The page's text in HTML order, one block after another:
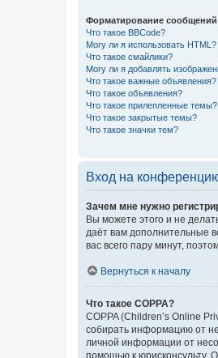
Форматирование
Что такое BBCode?
Могу ли я использовать HTML?
Что такое смайлики?
Могу ли я добавлять
Что такое важные объявления?
Что такое объявления?
Что такое прилепленные темы?
Что такое закрытые темы?
Что такое значки тем?
Вход на
Зачем мне нужно
Вы можете этого и не
даёт вам дополнительные
вас всего пару минут,
Вернуться к началу
Что такое COPPA?
COPPA (Children’s Online
собирать информацию от
личной информации от
помощью к юрисконсульту.